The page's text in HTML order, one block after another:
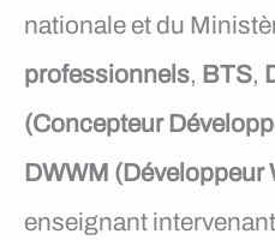
nationale et du
professionnels, BTS,
(Concepteur
DWWM (Développeur
enseignant